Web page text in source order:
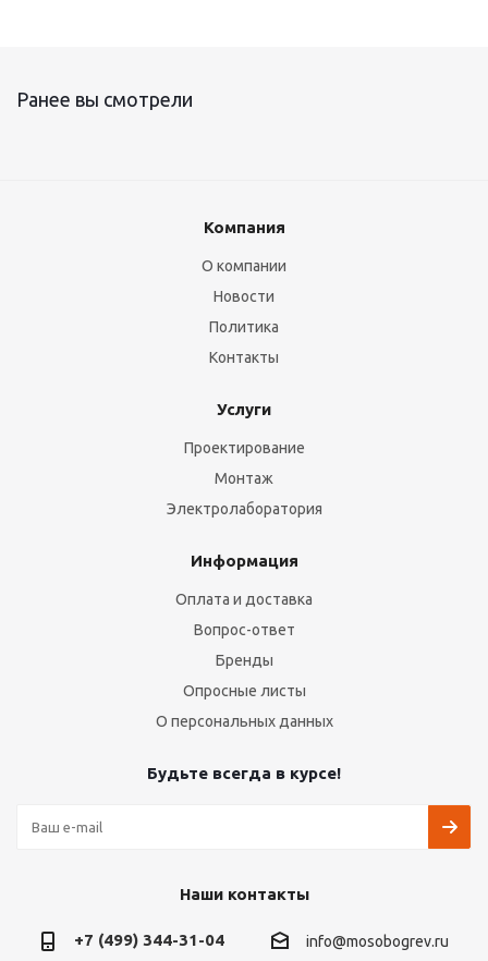
Ранее вы смотрели
Компания
О компании
Новости
Политика
Контакты
Услуги
Проектирование
Монтаж
Электролаборатория
Информация
Оплата и доставка
Вопрос-ответ
Бренды
Опросные листы
О персональных данных
Будьте всегда в курсе!
Наши контакты
+7 (499) 344-31-04 info@mosobogrev.ru